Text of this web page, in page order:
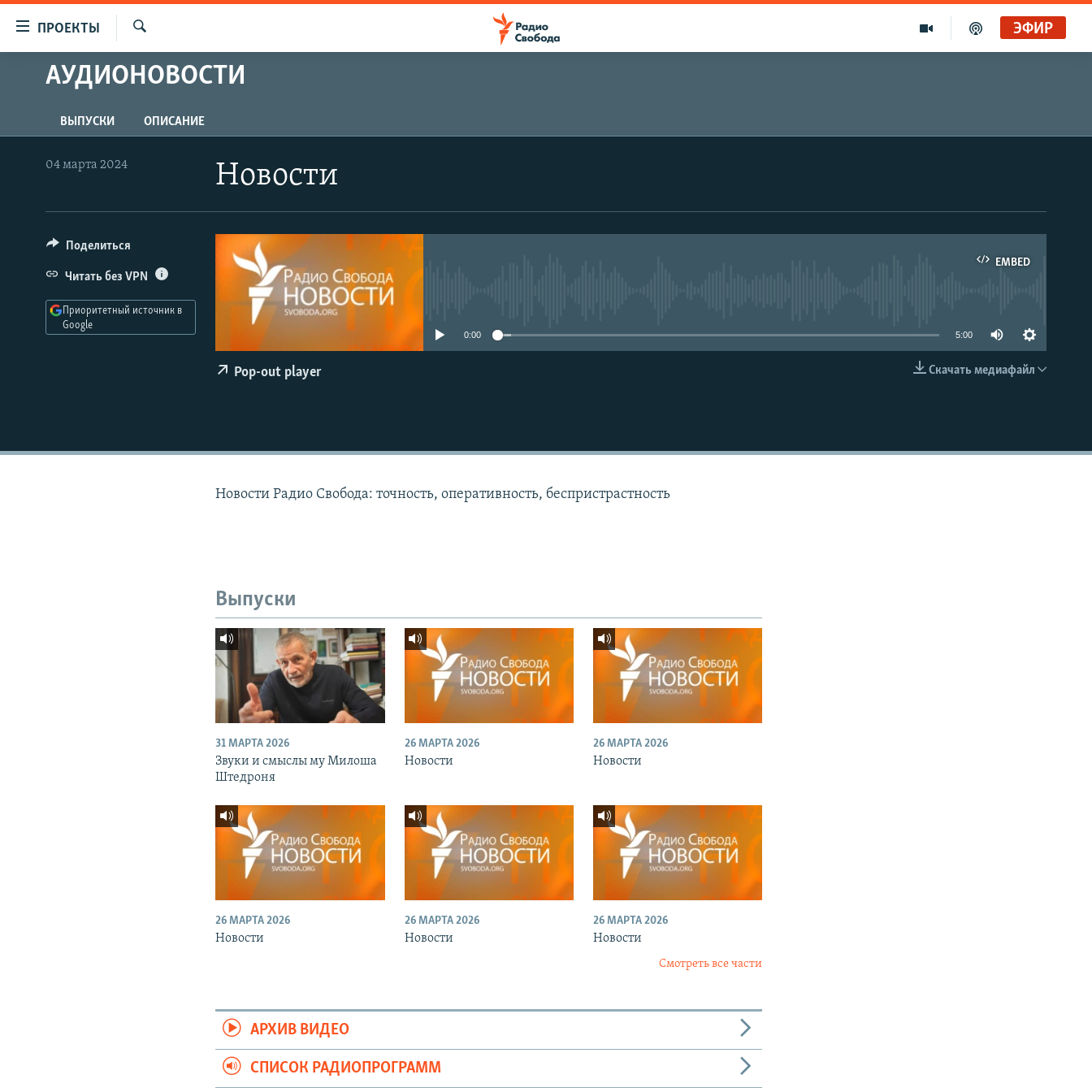
упрощенного
доступа
Вернуться
к
основному
главной
Вернутся
ПРОЕКТЫ
ПРОГРАММЫ
АВТОРСКИЕ ПРОЕКТЫ
ЦИТАТЫ СВОБОДЫ
IDEL.РЕАЛИИ
КАВКАЗ.РЕАЛИИ
СЕВЕР.РЕАЛИИ
СИБИРЬ.РЕАЛИИ
ЭФИР
АУДИОНОВОСТИ
ВЫПУСКИ ОПИСАНИЕ
Новости
04 марта 2024
EMBED
EMBED
0:00 5:00
Скачать медиафайл
Pop-out player
Поделиться
Читать без VPN
Приоритетный источник в
Google
Новости Радио Свобода: точность, оперативность, беспристрастность
Выпуски
31 МАРТА 2026
Звуки и смыслы му Милоша
Штедроня
26 МАРТА 2026
Новости
26 МАРТА 2026
Новости
26 МАРТА 2026
Новости
26 МАРТА 2026
Новости
26 МАРТА 2026
Новости
Смотреть все части
АРХИВ ВИДЕО
СПИСОК РАДИОПРОГРАММ